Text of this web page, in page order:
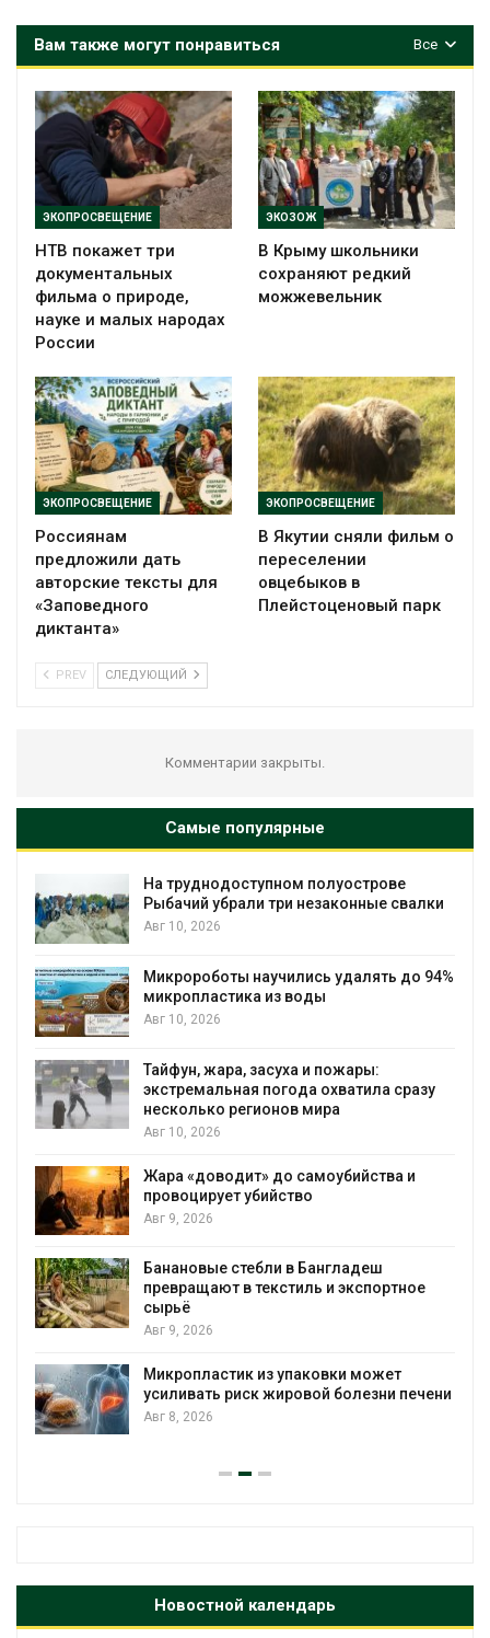
Все
Вам также могут понравиться
ЭКОПРОСВЕЩЕНИЕ
НТВ покажет три
документальных
фильма о природе,
науке и малых народах
России
ЭКОЗОЖ
В Крыму школьники
сохраняют редкий
можжевельник
ЭКОПРОСВЕЩЕНИЕ
Россиянам
предложили дать
авторские тексты для
«Заповедного
диктанта»
ЭКОПРОСВЕЩЕНИЕ
В Якутии сняли фильм о
переселении
овцебыков в
Плейстоценовый парк
PREV СЛЕДУЮЩИЙ
Комментарии закрыты.
Самые популярные
На труднодоступном полуострове
Рыбачий убрали три незаконные свалки
Авг 10, 2026
Микророботы научились удалять до 94%
микропластика из воды
Авг 10, 2026
Тайфун, жара, засуха и пожары:
экстремальная погода охватила сразу
несколько регионов мира
Авг 10, 2026
Жара «доводит» до самоубийства и
провоцирует убийство
Авг 9, 2026
Банановые стебли в Бангладеш
превращают в текстиль и экспортное
сырьё
Авг 9, 2026
Микропластик из упаковки может
усиливать риск жировой болезни печени
Авг 8, 2026
Новостной календарь